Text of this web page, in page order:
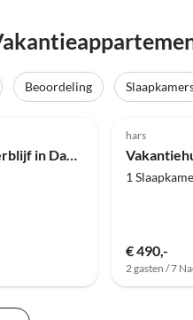
Beoordeling
Vakantiehuis Natuurverblijf in Dankerode
hars
1
€ 490,-
2 gasten / 7